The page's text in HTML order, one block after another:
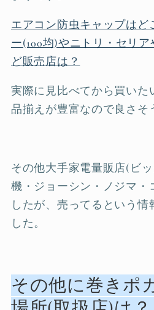
エアコン防虫キャップはど
ー(100均)やニトリ・セリ
ど販売店は？
実際に見比べてから買いた
品揃えが豊富なので良さそ
その他大手家電量販店(ビ
機・ジョーシン・ノジマ・
したが、売ってるという
した。
その他に巻きポ